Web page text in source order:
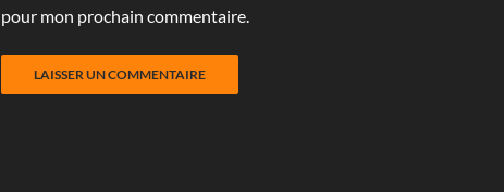
pour mon prochain commentaire.